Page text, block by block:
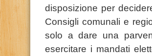
disposizione per
Consigli comunali e
solo a dare una
esercitare i mandati